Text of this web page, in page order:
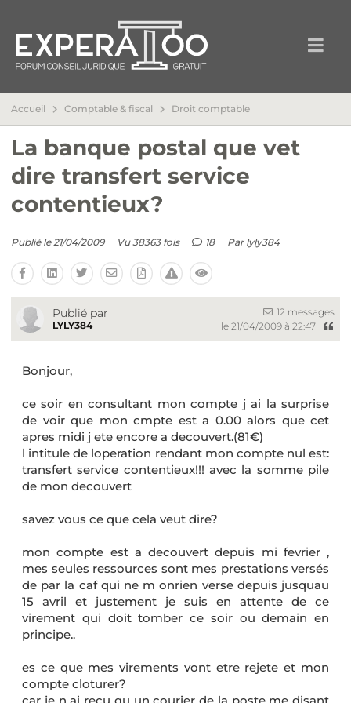
Accueil Comptable & fiscal Droit comptable
La banque postal que vet
dire transfert service
contentieux?
Publié le 21/04/2009 Vu 38363 fois 18 Par lyly384
Publié par
LYLY384
12 messages
le 21/04/2009 à 22:47
Bonjour,
ce soir en consultant mon compte j ai la surprise
de voir que mon cmpte est a 0.00 alors que cet
apres midi j ete encore a decouvert.(81€)
l intitule de loperation rendant mon compte nul est:
transfert service contentieux!!! avec la somme pile
de mon decouvert
savez vous ce que cela veut dire?
mon compte est a decouvert depuis mi fevrier ,
mes seules ressources sont mes prestations versés
de par la caf qui ne m onrien verse depuis jusquau
15 avril et justement je suis en attente de ce
virement qui doit tomber ce soir ou demain en
principe..
es ce que mes virements vont etre rejete et mon
compte cloturer?
car je n ai recu qu un courier de la poste me disant